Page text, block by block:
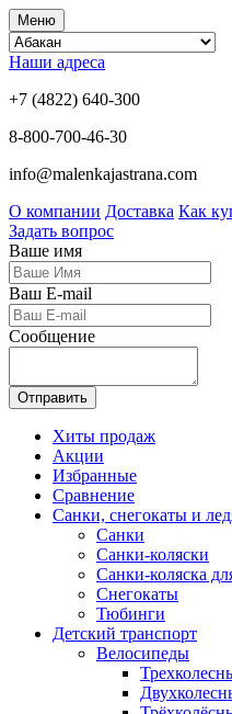
Меню
Наши адреса
+7 (4822) 640-300
8-800-700-46-30
info@malenkajastrana.com
О компании Доставка Как
Задать вопрос
Ваше имя
Ваш E-mail
Сообщение
Отправить
Хиты продаж
Акции
Избранные
Сравнение
Санки, снегокаты и
Санки
Санки-коляски
Санки-коляска
Снегокаты
Тюбинги
Детский транспорт
Велосипеды